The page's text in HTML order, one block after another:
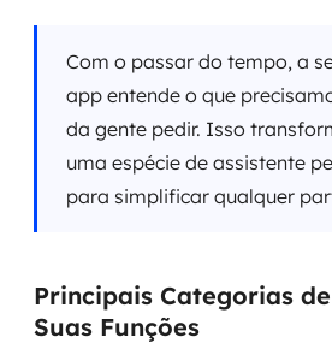
Com o passar do tempo, a
app entende o que
da gente pedir. Isso
uma espécie de assistente
para simplificar qualquer
Principais Categorias
Suas Funções